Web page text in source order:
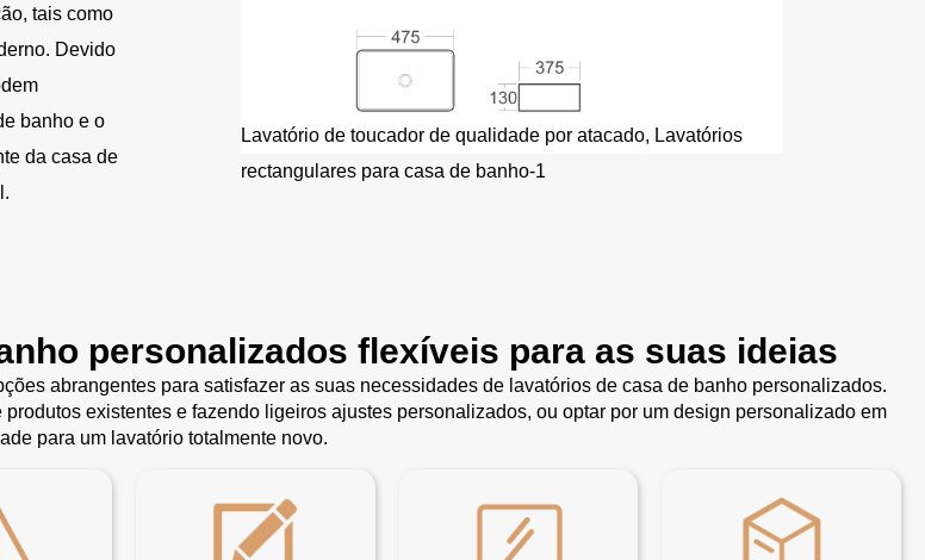
tais como
Devido
banho e o
da casa de
Lavatório de toucador de qualidade por atacado, Lavatórios
rectangulares para casa de banho-1
personalizados flexíveis para as suas ideias
abrangentes para satisfazer as suas necessidades de lavatórios de casa de banho personalizados.
existentes e fazendo ligeiros ajustes personalizados, ou optar por um design personalizado em
para um lavatório totalmente novo.